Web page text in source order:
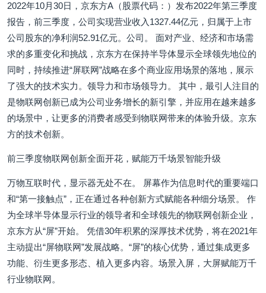
2022年10月30日，京东方A（股票代码：）发布2022年第三季度
报告，前三季度，公司实现营业收入1327.44亿元，归属于上市
公司股东的净利润52.91亿元。公司。 面对产业、经济和市场需
求的多重变化和挑战，京东方在保持半导体显示全球领先地位的
同时，持续推进“屏联网”战略在多个商业应用场景的落地，展示
了强大的技术实力。领导力和市场领导力。 其中，最引人注目的
是物联网创新已成为公司业务增长的新引擎，并应用在越来越多
的场景中，让更多的消费者感受到物联网带来的体验升级。京东
方的技术创新。
前三季度物联网创新全面开花，赋能万千场景智能升级
万物互联时代，显示器无处不在。 屏幕作为信息时代的重要端口
和“第一接触点”，正在通过各种创新方式赋能各种细分场景。 作
为全球半导体显示行业的领导者和全球领先的物联网创新企业，
京东方从“屏”开始。 凭借30年积累的深厚技术优势，将在2021年
主动提出“屏物联网”发展战略。“屏”的核心优势，通过集成更多
功能、衍生更多形态、植入更多内容。场景入屏，大屏赋能万千
行业物联网。